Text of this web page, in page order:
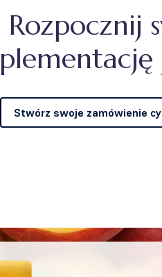
Rozpocznij
Stwórz swoje zamówienie